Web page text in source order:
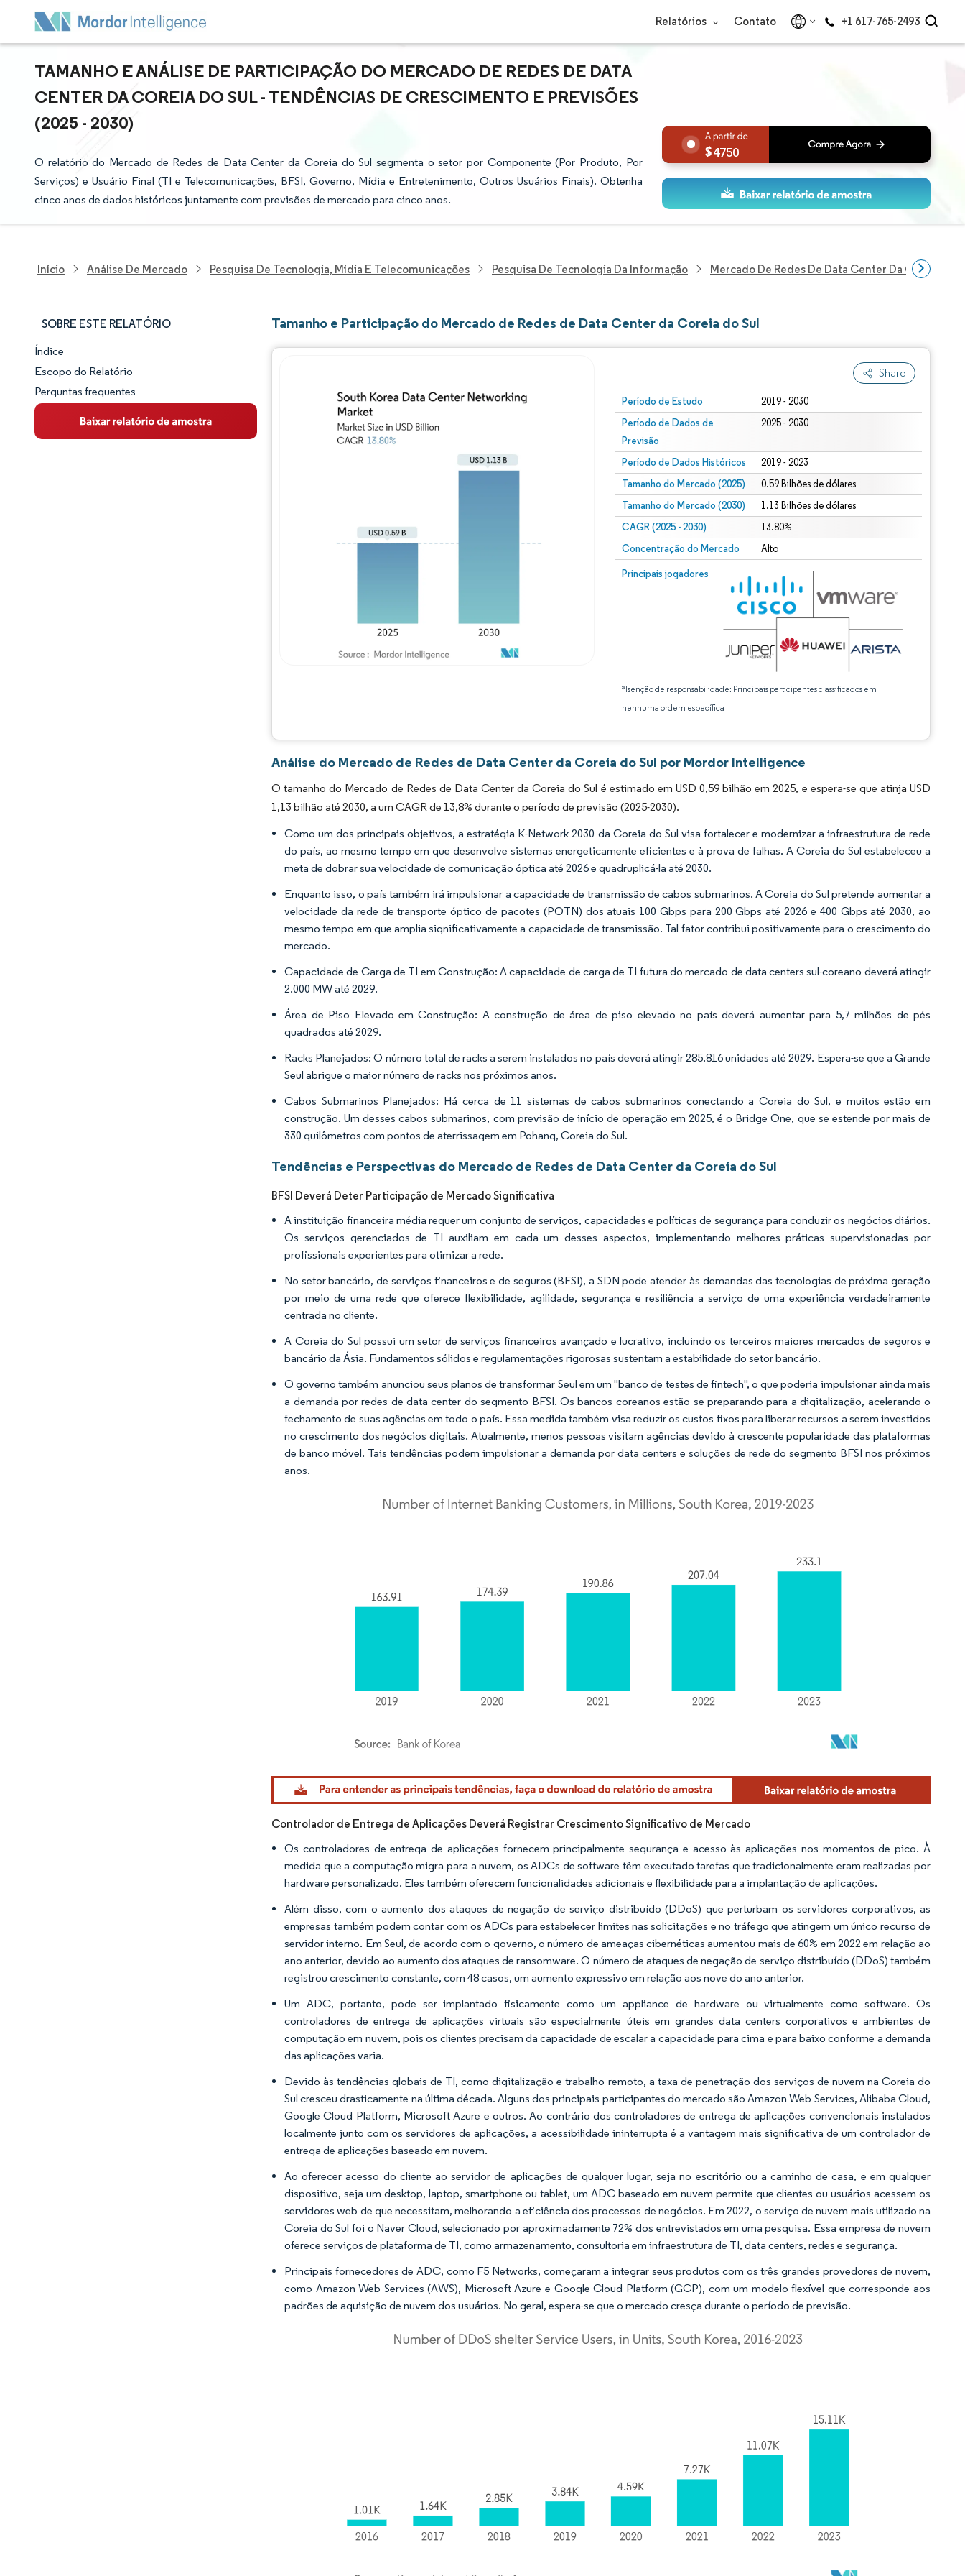
Relatórios Contato +1 617-765-2493
TAMANHO E ANÁLISE DE PARTICIPAÇÃO DO MERCADO DE REDES DE DATA
CENTER DA COREIA DO SUL - TENDÊNCIAS DE CRESCIMENTO E PREVISÕES
(2025 - 2030)
O relatório do Mercado de Redes de Data Center da Coreia do Sul segmenta o setor por Componente (Por Produto, Por
Serviços) e Usuário Final (TI e Telecomunicações, BFSI, Governo, Mídia e Entretenimento, Outros Usuários Finais). Obtenha
cinco anos de dados históricos juntamente com previsões de mercado para cinco anos.
4750
Início Análise De Mercado Pesquisa De Tecnologia, Mídia E Telecomunicações Pesquisa De Tecnologia Da Informação Mercado De Redes De Data Center Da Coreia Do
SOBRE ESTE RELATÓRIO
Panorama do Mercado
Visão Geral do Mercado
Principais Tendências de Mercado
Índice
Escopo do Relatório
Perguntas frequentes
Tamanho e Participação do Mercado de Redes de Data Center da Coreia do Sul
Share
Período de Estudo 2019 - 2030
Período de Dados de
Previsão
2025 - 2030
Período de Dados Históricos 2019 - 2023
Tamanho do Mercado (2025) 0.59 Bilhões de dólares
Tamanho do Mercado (2030) 1.13 Bilhões de dólares
CAGR (2025 - 2030) 13.80%
Concentração do Mercado Alto
Principais jogadores
*Isenção de responsabilidade: Principais participantes classificados em
nenhuma ordem específica
Análise do Mercado de Redes de Data Center da Coreia do Sul por Mordor Intelligence
O tamanho do Mercado de Redes de Data Center da Coreia do Sul é estimado em USD 0,59 bilhão em 2025, e espera-se que atinja USD
1,13 bilhão até 2030, a um CAGR de 13,8% durante o período de previsão (2025-2030).
Como um dos principais objetivos, a estratégia K-Network 2030 da Coreia do Sul visa fortalecer e modernizar a infraestrutura de rede
do país, ao mesmo tempo em que desenvolve sistemas energeticamente eficientes e à prova de falhas. A Coreia do Sul estabeleceu a
meta de dobrar sua velocidade de comunicação óptica até 2026 e quadruplicá-la até 2030.
Enquanto isso, o país também irá impulsionar a capacidade de transmissão de cabos submarinos. A Coreia do Sul pretende aumentar a
velocidade da rede de transporte óptico de pacotes (POTN) dos atuais 100 Gbps para 200 Gbps até 2026 e 400 Gbps até 2030, ao
mesmo tempo em que amplia significativamente a capacidade de transmissão. Tal fator contribui positivamente para o crescimento do
mercado.
Capacidade de Carga de TI em Construção: A capacidade de carga de TI futura do mercado de data centers sul-coreano deverá atingir
2.000 MW até 2029.
Área de Piso Elevado em Construção: A construção de área de piso elevado no país deverá aumentar para 5,7 milhões de pés
quadrados até 2029.
Racks Planejados: O número total de racks a serem instalados no país deverá atingir 285.816 unidades até 2029. Espera-se que a Grande
Seul abrigue o maior número de racks nos próximos anos.
Cabos Submarinos Planejados: Há cerca de 11 sistemas de cabos submarinos conectando a Coreia do Sul, e muitos estão em
construção. Um desses cabos submarinos, com previsão de início de operação em 2025, é o Bridge One, que se estende por mais de
330 quilômetros com pontos de aterrissagem em Pohang, Coreia do Sul.
Tendências e Perspectivas do Mercado de Redes de Data Center da Coreia do Sul
BFSI Deverá Deter Participação de Mercado Significativa
A instituição financeira média requer um conjunto de serviços, capacidades e políticas de segurança para conduzir os negócios diários.
Os serviços gerenciados de TI auxiliam em cada um desses aspectos, implementando melhores práticas supervisionadas por
profissionais experientes para otimizar a rede.
No setor bancário, de serviços financeiros e de seguros (BFSI), a SDN pode atender às demandas das tecnologias de próxima geração
por meio de uma rede que oferece flexibilidade, agilidade, segurança e resiliência a serviço de uma experiência verdadeiramente
centrada no cliente.​
A Coreia do Sul possui um setor de serviços financeiros avançado e lucrativo, incluindo os terceiros maiores mercados de seguros e
bancário da Ásia. Fundamentos sólidos e regulamentações rigorosas sustentam a estabilidade do setor bancário.
O governo também anunciou seus planos de transformar Seul em um "banco de testes de fintech", o que poderia impulsionar ainda mais
a demanda por redes de data center do segmento BFSI. Os bancos coreanos estão se preparando para a digitalização, acelerando o
fechamento de suas agências em todo o país. Essa medida também visa reduzir os custos fixos para liberar recursos a serem investidos
no crescimento dos negócios digitais. Atualmente, menos pessoas visitam agências devido à crescente popularidade das plataformas
de banco móvel. Tais tendências podem impulsionar a demanda por data centers e soluções de rede do segmento BFSI nos próximos
anos.
Imagem © Mordor Intelligence. O reuso requer atribuição conforme CC BY 4.0.
Controlador de Entrega de Aplicações Deverá Registrar Crescimento Significativo de Mercado
Os controladores de entrega de aplicações fornecem principalmente segurança e acesso às aplicações nos momentos de pico. À
medida que a computação migra para a nuvem, os ADCs de software têm executado tarefas que tradicionalmente eram realizadas por
hardware personalizado. Eles também oferecem funcionalidades adicionais e flexibilidade para a implantação de aplicações.
Além disso, com o aumento dos ataques de negação de serviço distribuído (DDoS) que perturbam os servidores corporativos, as
empresas também podem contar com os ADCs para estabelecer limites nas solicitações e no tráfego que atingem um único recurso de
servidor interno. Em Seul, de acordo com o governo, o número de ameaças cibernéticas aumentou mais de 60% em 2022 em relação ao
ano anterior, devido ao aumento dos ataques de ransomware. O número de ataques de negação de serviço distribuído (DDoS) também
registrou crescimento constante, com 48 casos, um aumento expressivo em relação aos nove do ano anterior.
Um ADC, portanto, pode ser implantado fisicamente como um appliance de hardware ou virtualmente como software. Os
controladores de entrega de aplicações virtuais são especialmente úteis em grandes data centers corporativos e ambientes de
computação em nuvem, pois os clientes precisam da capacidade de escalar a capacidade para cima e para baixo conforme a demanda
das aplicações varia.
Devido às tendências globais de TI, como digitalização e trabalho remoto, a taxa de penetração dos serviços de nuvem na Coreia do
Sul cresceu drasticamente na última década. Alguns dos principais participantes do mercado são Amazon Web Services, Alibaba Cloud,
Google Cloud Platform, Microsoft Azure e outros. Ao contrário dos controladores de entrega de aplicações convencionais instalados
localmente junto com os servidores de aplicações, a acessibilidade ininterrupta é a vantagem mais significativa de um controlador de
entrega de aplicações baseado em nuvem.
Ao oferecer acesso do cliente ao servidor de aplicações de qualquer lugar, seja no escritório ou a caminho de casa, e em qualquer
dispositivo, seja um desktop, laptop, smartphone ou tablet, um ADC baseado em nuvem permite que clientes ou usuários acessem os
servidores web de que necessitam, melhorando a eficiência dos processos de negócios. Em 2022, o serviço de nuvem mais utilizado na
Coreia do Sul foi o Naver Cloud, selecionado por aproximadamente 72% dos entrevistados em uma pesquisa. Essa empresa de nuvem
oferece serviços de plataforma de TI, como armazenamento, consultoria em infraestrutura de TI, data centers, redes e segurança.
Principais fornecedores de ADC, como F5 Networks, começaram a integrar seus produtos com os três grandes provedores de nuvem,
como Amazon Web Services (AWS), Microsoft Azure e Google Cloud Platform (GCP), com um modelo flexível que corresponde aos
padrões de aquisição de nuvem dos usuários. No geral, espera-se que o mercado cresça durante o período de previsão.